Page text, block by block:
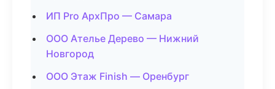
ИП Pro АрхПро — Самара
ООО Ателье Дерево — Нижний
Новгород
ООО Этаж Finish — Оренбург